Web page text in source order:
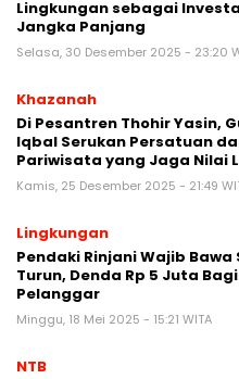
Lingkungan sebagai
Jangka Panjang
Selasa, 30 Desember 2025 - 23:20
Khazanah
Di Pesantren Thohir Yasin,
Iqbal Serukan Persatuan
Pariwisata yang Jaga Nilai
Kamis, 25 Desember 2025 - 21:49
Lingkungan
Pendaki Rinjani Wajib Bawa
Turun, Denda Rp 5 Juta Bagi
Pelanggar
Minggu, 18 Mei 2025 - 15:21 WITA
NTB